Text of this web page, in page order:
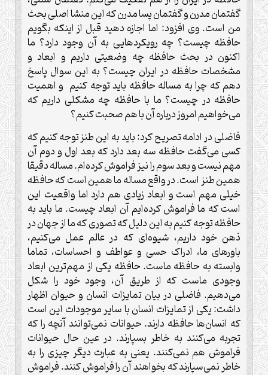
گفتمان مدرن و گفتمان پسا مدرن که این منشا اصلی بحث
من است. وی افزود: اما اجازه دهید قبل از اینکه بگویم
حافظه چیست؟ چه رویکردهایی به آن وجود دارد؟ ما
اکنون در بحث حافظه چه وضعیتی داریم و ابعاد و
مشخصات حافظه در ایران چیست؟ به این سوال پاسخ
دهم که چرا به مساله حافظه باید توجه کنیم و اهمیت
حافظه در چیست؟ ما با حافظه چه مشکلی داریم که
می‌خواهیم امروز درباره آن با هم صحبت کنیم؟
فاضلی در ادامه تصریح کرد: باید به این طنز توجه کنیم که
کسی می‌گفت حافظه سه بعد دارد که بعد اول و دوم آن
مهم نیست و بعد سوم را نیز فراموش کرده‌ام. مساله دقیقا
همین طنز است. در واقع مساله ما همین است که حافظه
خیلی مهم است و ابعاد زیادی هم دارد اما واقعیت این
است که ما فراموش کرده‌ایم آن ابعاد چیست. ما باید به
حافظه توجه کنیم به این دلیل که تصوری که ما از جهان در
ذهن خود داریم، شیوه‌ای که در عالم عمل می‌کنیم،
باورهای ما، ادراک حسی و عواطف و احساسات، تماما
وابسته به حافظه ماست. حافظه یکی از مهم‌ترین ابعاد
وجودی ماست که از طریق آن، وجود خود را شکل
می‌دهیم. فاضلی در بیان تمایزات انسان و حیوان اظهار
داشت: یکی از تمایزات انسان با سایر موجودات این است
که انسان‌ها حافظه دارند. حیوانات نمی‌توانند آنچه را که
تجربه می‌کنند به خاطر بسپارند. در عین حال حیوانات
فراموش هم نمی‌کنند. یعنی به عبارت دیگر چیزی را به
خاطر نمی‌سپارند که بخواهند آن را فراموش کنند. فراموش